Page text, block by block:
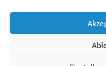
Treffpunkt